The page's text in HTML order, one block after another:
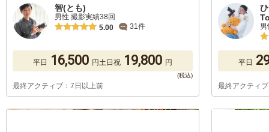
智(とも)
男性 撮影実績38回
5.00
31件
平日 16,500 円土日祝 19,800 円
最終アクティブ：7日以上前
平日
最終アクティ